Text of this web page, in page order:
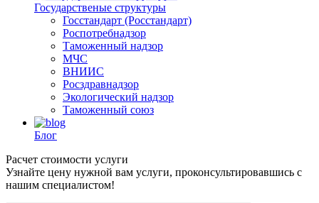
Государственые структуры
Госстандарт (Росстандарт)
Роспотребнадзор
Таможенный надзор
МЧС
ВНИИС
Росздравнадзор
Экологический надзор
Таможенный союз
Блог
Расчет стоимости услуги
Узнайте цену нужной вам услуги, проконсультировавшись с
нашим специалистом!